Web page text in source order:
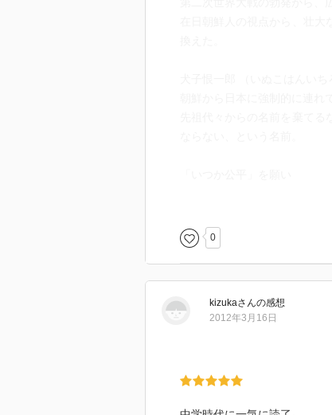
（ペンネームの由来について
0
kizukaさんの感想
2012年3月16日